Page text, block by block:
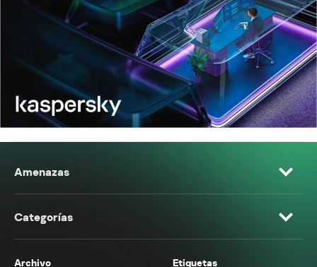
Amenazas
Categorías
Archivo Etiquetas